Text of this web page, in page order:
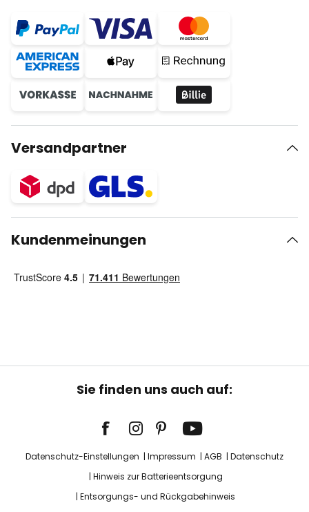
Versandpartner
Kundenmeinungen
Sie finden uns auch auf:
Datenschutz-Einstellungen Impressum AGB
Datenschutz
Hinweis zur Batterieentsorgung
Entsorgungs- und Rückgabehinweis